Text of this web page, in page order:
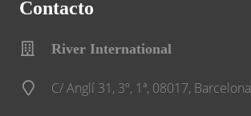
Contacto
River International
C/ Anglí 31, 3º, 1ª, 08017, Barcelona